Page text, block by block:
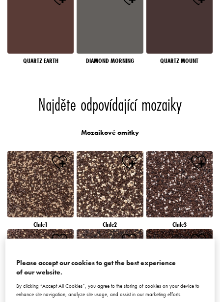
QUARTZ EARTH DIAMOND MORNING QUARTZ MOUNT
Najděte odpovídající mozaiky
Mozaikové omítky
Chile1 Chile2 Chile3
Please accept our cookies to get the best experience
of our website.
By clicking “Accept All Cookies”, you agree to the storing of cookies on your device to
enhance site navigation, analyze site usage, and assist in our marketing efforts.